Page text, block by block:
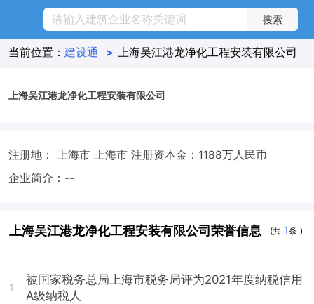
当前位置： 建设通 > 上海吴江港龙净化工程安装有限公司
上海吴江港龙净化工程安装有限公司
注册地： 上海市 上海市 注册资本金：1188万人民币
企业简介：--
上海吴江港龙净化工程安装有限公司荣誉信息 (共 1条 )
1
被国家税务总局上海市税务局评为2021年度纳税信用
A级纳税人